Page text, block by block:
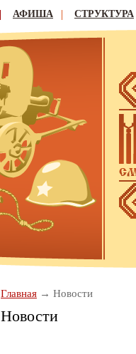
АФИША СТРУКТУРА
Главная Новости
Новости